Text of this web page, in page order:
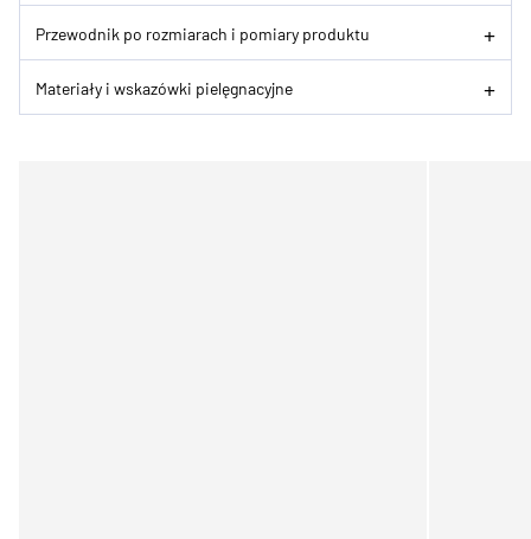
Przewodnik po rozmiarach i pomiary produktu
Materiały i wskazówki pielęgnacyjne